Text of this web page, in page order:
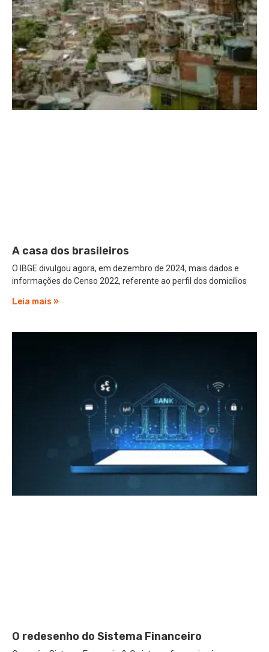
A casa dos brasileiros
O IBGE divulgou agora, em dezembro de 2024, mais dados e
informações do Censo 2022, referente ao perfil dos domicílios
Leia mais »
O redesenho do Sistema Financeiro